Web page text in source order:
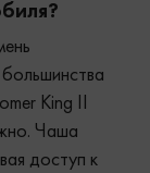
King II
Чаша
доступ к